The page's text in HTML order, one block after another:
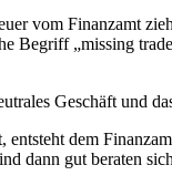
vom Finanzamt
Begriff „missing
Geschäft und
dem
gut beraten